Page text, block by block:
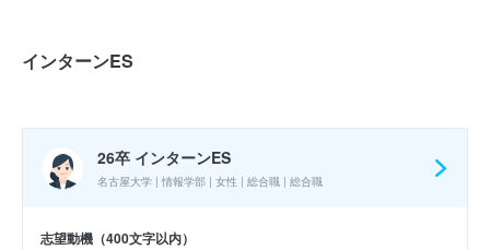
インターンES
26卒 インターンES
名古屋大学 | 情報学部 | 女性 | 総合職 | 総合職
志望動機（400文字以内）